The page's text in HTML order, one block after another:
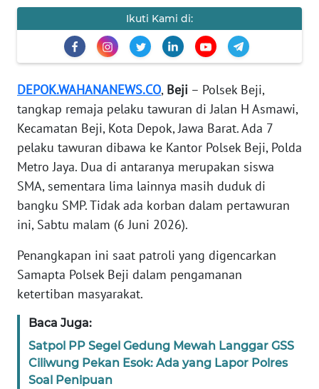
Ikuti Kami di:
DEPOK.WAHANANEWS.CO, Beji – Polsek Beji,
tangkap remaja pelaku tawuran di Jalan H Asmawi,
Kecamatan Beji, Kota Depok, Jawa Barat. Ada 7
pelaku tawuran dibawa ke Kantor Polsek Beji, Polda
Metro Jaya. Dua di antaranya merupakan siswa
SMA, sementara lima lainnya masih duduk di
bangku SMP. Tidak ada korban dalam pertawuran
ini, Sabtu malam (6 Juni 2026).
Penangkapan ini saat patroli yang digencarkan
Samapta Polsek Beji dalam pengamanan
ketertiban masyarakat.
Baca Juga:
Satpol PP Segel Gedung Mewah Langgar GSS
Ciliwung Pekan Esok: Ada yang Lapor Polres
Soal Penipuan
DISCLAIMER
News
Regional
WN
SUMUT
WN
JAKARTA
JABAR
WN
WN
NTT